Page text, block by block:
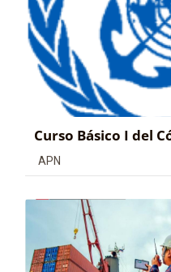
Curso Básico I del
Categoría de cursos
APN